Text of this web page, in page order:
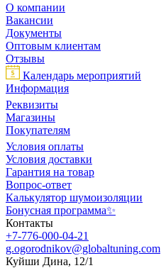
О компании
Вакансии
Документы
Оптовым клиентам
Отзывы
Календарь мероприятий
Информация
Реквизиты
Магазины
Покупателям
Условия оплаты
Условия доставки
Гарантия на товар
Вопрос-ответ
Калькулятор шумоизоляции
Бонусная программа✨
Контакты
+7-776-000-04-21
g.ogorodnikov@globaltuning.com
Куйши Дина, 12/1